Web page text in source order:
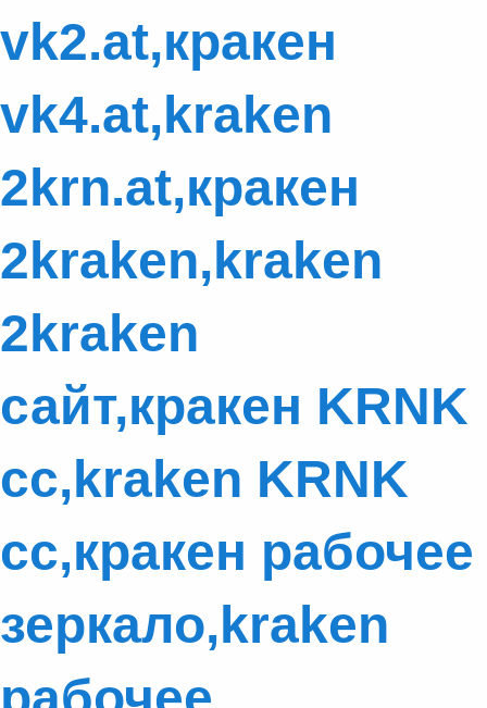
vk2.at,кракен
vk4.at,kraken
2krn.at,кракен
2kraken,kraken
2kraken
сайт,кракен KRNK
cc,kraken KRNK
cc,кракен рабочее
зеркало,kraken